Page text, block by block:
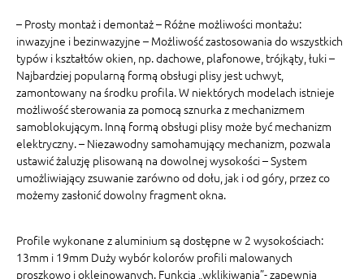
– Prosty montaż i demontaż – Różne możliwości montażu:
inwazyjne i bezinwazyjne – Możliwość zastosowania do wszystkich
typów i kształtów okien, np. dachowe, plafonowe, trójkąty, łuki –
Najbardziej popularną formą obsługi plisy jest uchwyt,
zamontowany na środku profila. W niektórych modelach istnieje
możliwość sterowania za pomocą sznurka z mechanizmem
samoblokującym. Inną formą obsługi plisy może być mechanizm
elektryczny. – Niezawodny samohamujący mechanizm, pozwala
ustawić żaluzję plisowaną na dowolnej wysokości – System
umożliwiający zsuwanie zarówno od dołu, jak i od góry, przez co
możemy zasłonić dowolny fragment okna.
Profile wykonane z aluminium są dostępne w 2 wysokościach:
13mm i 19mm Duży wybór kolorów profili malowanych
proszkowo i okleinowanych. Funkcja „wklikiwania”- zapewnia